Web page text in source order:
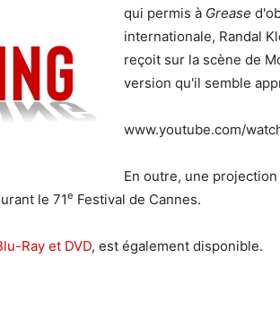
qui permis à Grease
internationale, Randal
reçoit sur la scène de
version qu'il semble
www.youtube.com/
En outre, une
le 71e Festival de Cannes.
Ray et DVD, est également disponible.